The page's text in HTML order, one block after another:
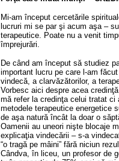
Mi-am început cercetările
lucruri mi se par şi acum aşa –
terapeutice. Poate nu a venit
împrejurări.
De când am început să studiez
important lucru pe care l-am
vindecă, a clarvăzătorilor, a
Vorbesc aici despre acea
mă refer la credinţa celui tratat
metodele terapeutice energetice
de aşa natură încât la doar o
Oamenii au uneori nişte blocaje
explicaţia vindecării – s-a
“o tragă pe mâini” fără niciun
Cândva, în liceu, un profesor de